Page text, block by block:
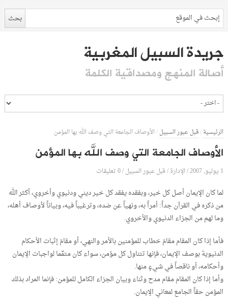
جريدة السبيل المغربية
أصالة المنهج ومصداقية الكلمة
الرئيسية/قبل عبور السبيل/الأوصاف الجامعة التي وصف الله بها المؤمن
الأوصاف الجامعة التي وصف الله بها المؤمن
1 يوليو, 2007 /الإدارة/قبل عبور السبيل/0 تعليقات
لما كان الإيمان أصل كل خير، وبفقده يفقد كل خير ديني ودنيوي وأخروي، أكثر الله
من ذكره في القرآن جداً: أمراً به، ونهياً عن ضده، وترغيباً فيه، وبياناً لأوصاف أهله،
وما لهم من الجزاء الدنيوي والأخروي.
فأما إذا كان المقام مقامَ خطاب للمؤمنين بالأمر والنهي، أو مقامَ إثبات الأحكام
الدنيوية بوصف الإيمان، فإنها تتناول كل مؤمن، سواء كان متمِّما لواجبات الإيمان
وأحكامه، أو ناقصاً في شيءٍ منها.
وأما إذا كان المقام مقام مدح وثناء وبيان الجزاء الكامل للمؤمن: فإنما المراد بذلك
المؤمن حقاً الجامع لمعاني الإيمان.